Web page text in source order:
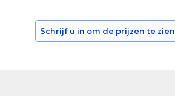
Schrijf u in om de prijzen te zien